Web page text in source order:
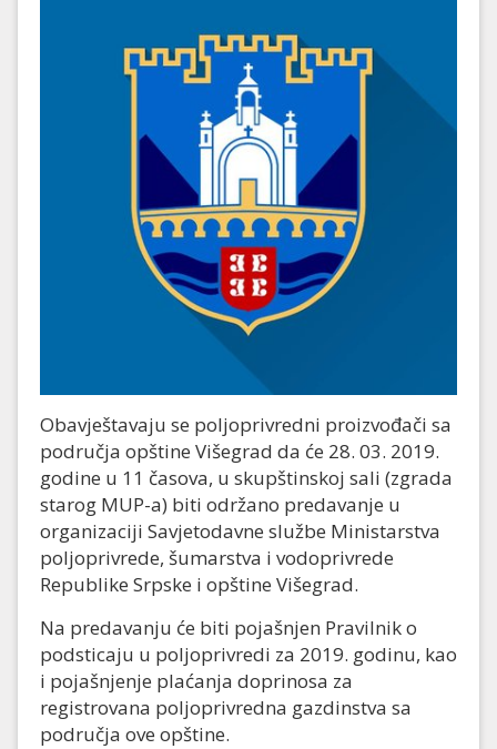
Obavještavaju se poljoprivredni proizvođači sa
područja opštine Višegrad da će 28. 03. 2019.
godine u 11 časova, u skupštinskoj sali (zgrada
starog MUP-a) biti održano predavanje u
organizaciji Savjetodavne službe Ministarstva
poljoprivrede, šumarstva i vodoprivrede
Republike Srpske i opštine Višegrad.
Na predavanju će biti pojašnjen Pravilnik o
podsticaju u poljoprivredi za 2019. godinu, kao
i pojašnjenje plaćanja doprinosa za
registrovana poljoprivredna gazdinstva sa
područja ove opštine.